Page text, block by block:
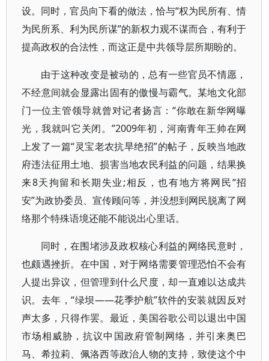
设。同时，官员向下看的做法，恰与“权为民所有、情
为民所系、利为民所谋”的新权力观不谋而合，有利于
提高政权的合法性，而这正是中共领导层所期盼的。
由于这种改变是被动的，总有一些官员不情愿，
不经意间就会显露出固有的傲慢与霸气。某地文化部
门一位主管领导就曾对记者扬言：“你敢在新华网曝
光，我就叫它关闭。”2009年初，河南青年王帅在网
上发了一篇“灵宝老农抗旱绝招”的帖子，反映当地政
府违法征用土地、损害当地农民利益的问题，结果换
来8天拘留和长期失业;相反，也有地方将网民“招
安”为政协委员、宣传顾问等，并没想到网民脱离了网
络那个特殊语境还能不能说出心里话。
同时，在围堵涉及政权核心利益的网络民意时，
也颇遇挫折。在中国，对于网络需要管理恐怕不会有
人提出异议，但管理到什么尺度，却一直难以达成共
识。去年，“绿坝——花季护航”软件的安装就因反对
声太多，只得作罢。最近，美国谷歌公司以退出中国
市场相威胁，抗议中国政府管制网络，并引来奥巴
马、希拉莉、佩洛西等政治人物的支持，致使这个中